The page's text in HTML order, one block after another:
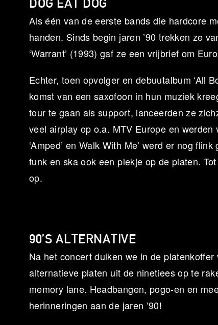
DOG EAT DOG
Als één van de eerste bands die hardcore
handen. Sinds begin jaren ’90 trekken ze
‘Warrant’ (1993) gaf ze een vrijbrief om
Echter, toen opvolger en debuutalbum ‘All
komst van een saxofoon in hun muziek
tour te gaan als support, lanceerden ze
veel airplay op o.a. MTV Europe en werden
‘Amped’ en Walk With Me’ werd er nog
funk en ska ook een plekje op de platen.
op.
90’S ALTERNATIVE
Na het concert duiken we in de
alternatieve platen uit de ninetiees op te
memory lane. Headbangen, pogo-en en
herinneringen aan de jaren ’90!